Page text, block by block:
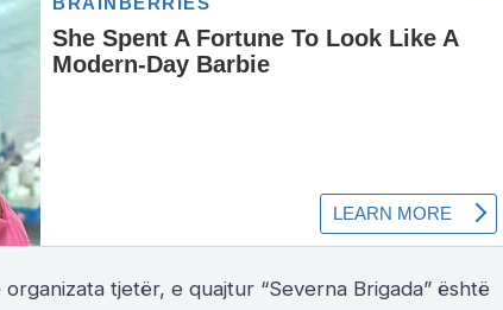
tjetër, e quajtur “Severna Brigada” është